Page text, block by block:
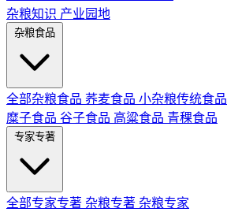
杂粮知识 产业园地
杂粮食品
全部杂粮食品 荞麦食品 小杂粮传统食品
糜子食品 谷子食品 高粱食品 青稞食品
专家专著
全部专家专著 杂粮专著 杂粮专家